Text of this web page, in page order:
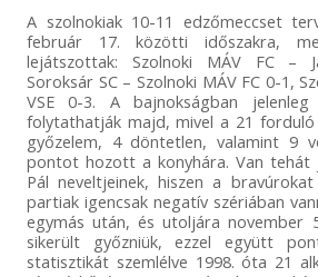
A szolnokiak 10-11 edzőmeccset
február 17. közötti időszakra,
lejátszottak: Szolnoki MÁV FC –
Soroksár SC – Szolnoki MÁV FC 0-1,
VSE 0-3. A bajnokságban jelenleg
folytathatják majd, mivel a 21
győzelem, 4 döntetlen, valamint 9
pontot hozott a konyhára. Van tehát
Pál neveltjeinek, hiszen a
partiak igencsak negatív szériában
egymás után, és utoljára november
sikerült győzniük, ezzel együtt
statisztikát szemlélve 1998. óta 21